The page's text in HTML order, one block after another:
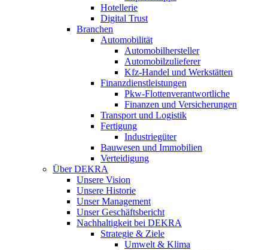
Hotellerie
Digital Trust
Branchen
Automobilität
Automobilhersteller
Automobilzulieferer
Kfz-Handel und Werkstätten
Finanzdienstleistungen
Pkw‑Flottenverantwortliche
Finanzen und Versicherungen
Transport und Logistik
Fertigung
Industriegüter
Bauwesen und Immobilien
Verteidigung
Über DEKRA
Unsere Vision
Unsere Historie
Unser Management
Unser Geschäftsbericht
Nachhaltigkeit bei DEKRA
Strategie & Ziele
Umwelt & Klima